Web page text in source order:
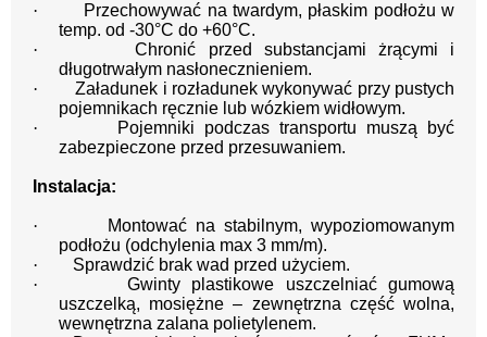
·
Przechowywać na twardym, płaskim podłożu w
temp. od -30°C do +60°C.
·
Chronić przed substancjami żrącymi i
długotrwałym nasłonecznieniem.
·
Załadunek i rozładunek wykonywać przy pustych
pojemnikach ręcznie lub wózkiem widłowym.
·
Pojemniki podczas transportu muszą być
zabezpieczone przed przesuwaniem.
Instalacja:
·
Montować na stabilnym, wypoziomowanym
podłożu (odchylenia max 3 mm/m).
·
Sprawdzić brak wad przed użyciem.
·
Gwinty plastikowe uszczelniać gumową
uszczelką, mosiężne – zewnętrzna część wolna,
wewnętrzna zalana polietylenem.